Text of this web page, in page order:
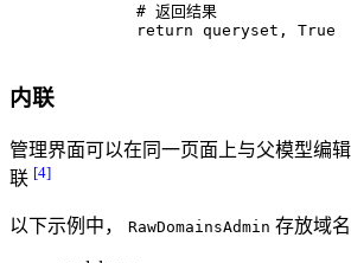
# 返回结果
return queryset, True
内联
管理界面可以在同一页面上与父模型编
联 [4]
以下示例中， RawDomainsAdmin 存放域